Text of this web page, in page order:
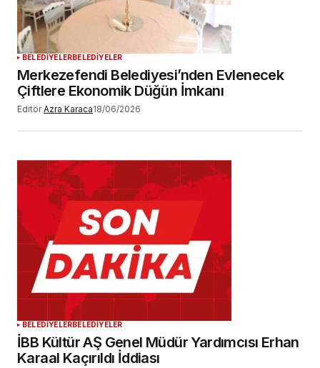
BELEDİYELERBELEDİYELER
Merkezefendi Belediyesi’nden Evlenecek
Çiftlere Ekonomik Düğün İmkanı
Editör Azra Karaca18/06/2026
BELEDİYELERBELEDİYELER
İBB Kültür AŞ Genel Müdür Yardımcısı Erhan
Karaal Kaçırıldı İddiası